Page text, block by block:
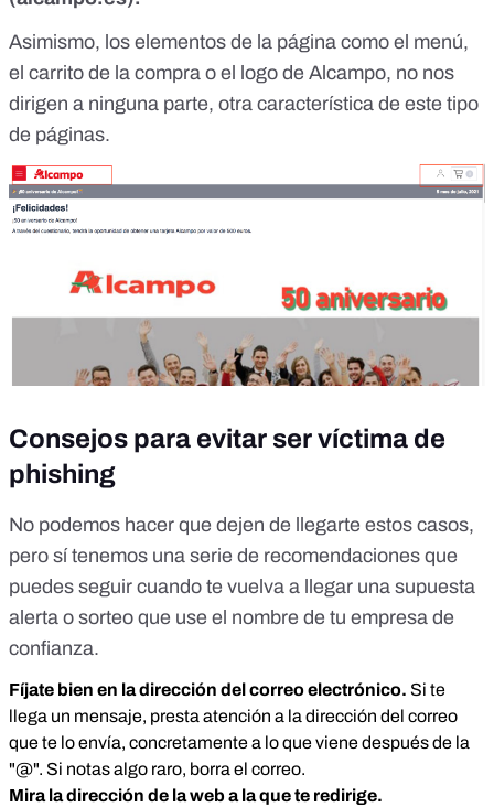
Asimismo, los elementos de la página como el menú,
el carrito de la compra o el logo de Alcampo, no nos
dirigen a ninguna parte, otra característica de este tipo
de páginas.
Consejos para evitar ser víctima de
phishing
No podemos hacer que dejen de llegarte estos casos,
pero sí tenemos una serie de recomendaciones que
puedes seguir cuando te vuelva a llegar una supuesta
alerta o sorteo que use el nombre de tu empresa de
confianza.
Fíjate bien en la dirección del correo electrónico. Si te
llega un mensaje, presta atención a la dirección del correo
que te lo envía, concretamente a lo que viene después de la
"@". Si notas algo raro, borra el correo.
Mira la dirección de la web a la que te redirige.